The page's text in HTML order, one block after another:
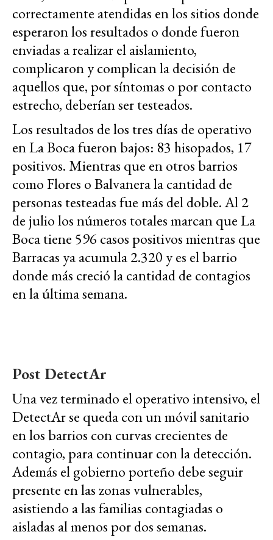
correctamente atendidas en los sitios donde
esperaron los resultados o donde fueron
enviadas a realizar el aislamiento,
complicaron y complican la decisión de
aquellos que, por síntomas o por contacto
estrecho, deberían ser testeados.
Los resultados de los tres días de operativo
en La Boca fueron bajos: 83 hisopados, 17
positivos. Mientras que en otros barrios
como Flores o Balvanera la cantidad de
personas testeadas fue más del doble. Al 2
de julio los números totales marcan que La
Boca tiene 596 casos positivos mientras que
Barracas ya acumula 2.320 y es el barrio
donde más creció la cantidad de contagios
en la última semana.
Post DetectAr
Una vez terminado el operativo intensivo, el
DetectAr se queda con un móvil sanitario
en los barrios con curvas crecientes de
contagio, para continuar con la detección.
Además el gobierno porteño debe seguir
presente en las zonas vulnerables,
asistiendo a las familias contagiadas o
aisladas al menos por dos semanas.